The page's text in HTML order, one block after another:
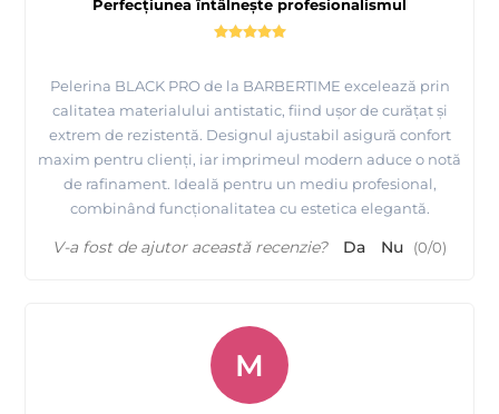
Perfecțiunea întâlnește profesionalismul
Pelerina BLACK PRO de la BARBERTIME excelează prin
calitatea materialului antistatic, fiind ușor de curățat și
extrem de rezistentă. Designul ajustabil asigură confort
maxim pentru clienți, iar imprimeul modern aduce o notă
de rafinament. Ideală pentru un mediu profesional,
combinând funcționalitatea cu estetica elegantă.
V-a fost de ajutor această recenzie? Da Nu (0/0)
M